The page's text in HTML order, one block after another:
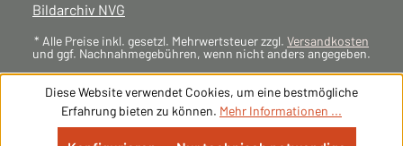
Bildarchiv NVG
* Alle Preise inkl. gesetzl. Mehrwertsteuer zzgl. Versandkosten
und ggf. Nachnahmegebühren, wenn nicht anders angegeben.
Diese Website verwendet Cookies, um eine bestmögliche
Erfahrung bieten zu können. Mehr Informationen ...